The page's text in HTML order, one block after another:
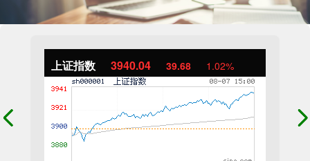
上证指数 3940.04 39.68 1.02%